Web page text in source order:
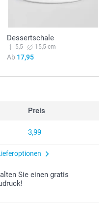
Dessertschale
5,5 15,5 cm
Ab 17,95
Preis
3,99
Sie einen gratis